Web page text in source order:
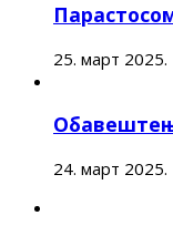
25. март 2025.
24. март 2025.